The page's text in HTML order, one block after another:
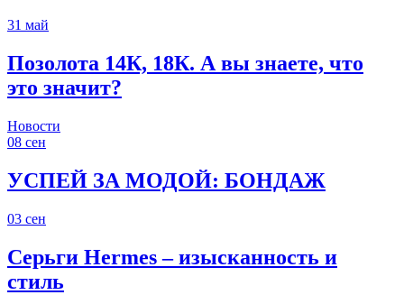
31 май
Позолота 14К, 18К. А вы знаете, что
это значит?
Новости
08 сен
УСПЕЙ ЗА МОДОЙ: БОНДАЖ
03 сен
Серьги Hermes – изысканность и
стиль